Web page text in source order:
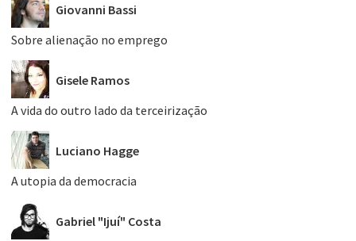
Giovanni Bassi
Sobre alienação no emprego
Gisele Ramos
A vida do outro lado da terceirização
Luciano Hagge
A utopia da democracia
Gabriel "Ijuí" Costa